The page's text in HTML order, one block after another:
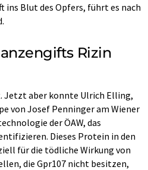
ins Blut des Opfers, führt es nach
Rizin
Jetzt aber konnte Ulrich Elling,
von Josef Penninger am Wiener
der ÖAW, das
Dieses Protein in den
für die tödliche Wirkung von
die Gpr107 nicht besitzen,